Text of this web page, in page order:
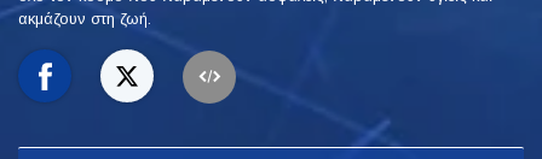
ακμάζουν στη ζωή.